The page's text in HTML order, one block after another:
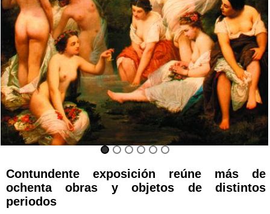
Contundente exposición reúne más de
ochenta obras y objetos de distintos
periodos